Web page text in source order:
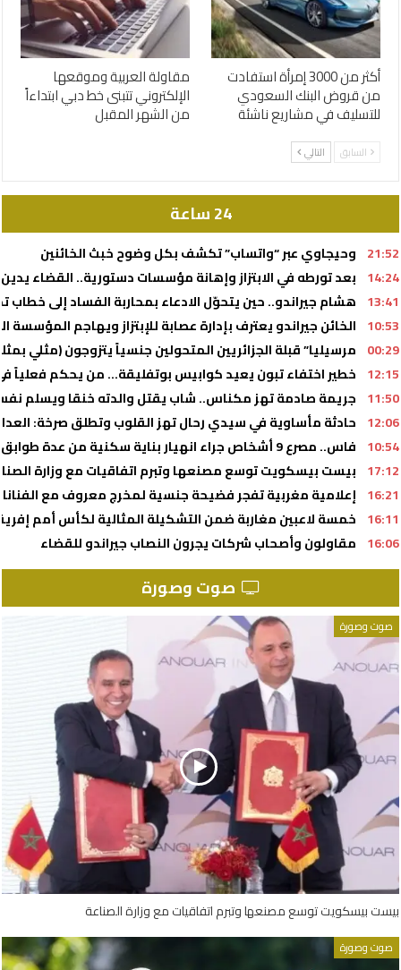
أكثر من 3000 إمرأة استفادت
من قروض البنك السعودي
للتسليف في مشاريع ناشئة
مقاولة العربية وموقعها
الإلكتروني تتبنى خط دبي ابتداءاً
من الشهر المقبل
السابق التالي
24 ساعة
21:52 وحيجاوي عبر “واتساب” تكشف بكل وضوح خبث الخائنين
14:24 بعد تورطه في الابتزاز وإهانة مؤسسات دستورية.. القضاء يدين أحد
13:41 هشام جيراندو.. حين يتحوّل الادعاء بمحاربة الفساد إلى
10:53 الخائن جيراندو يعترف بإدارة عصابة للإبتزاز ويهاجم المؤسسة
00:29 مرسيليا” قبلة الجزائريين المتحولين جنسياً يتزوجون (مثلي
12:15 خطير اختفاء تبون يعيد كوابيس بوتفليقة… من يحكم فعلياً في
11:50 جريمة صادمة تهز مكناس.. شاب يقتل والدته خنقا ويسلم
12:06 حادثة مأساوية في سيدي رحال تهز القلوب وتطلق صرخة:
10:54 فاس.. مصرع 9 أشخاص جراء انهيار بناية سكنية من عدة طوابق (السلطات المحلية)
17:12 بيست بيسكويت توسع مصنعها وتبرم اتفاقيات مع وزارة
16:21 إعلامية مغربية تفجر فضيحة جنسية لمخرج معروف مع
16:11 خمسة لاعبين مغاربة ضمن التشكيلة المثالية لكأس أمم إفريقيا
16:06 مقاولون وأصحاب شركات يجرون النصاب جيراندو للقضاء
صوت وصورة
صوت وصورة
بيست بيسكويت توسع مصنعها وتبرم اتفاقيات مع وزارة الصناعة
صوت وصورة